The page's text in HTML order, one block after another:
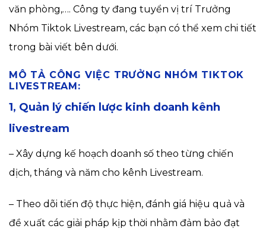
văn phòng,…. Công ty đang tuyển vị trí Trưởng
Nhóm Tiktok Livestream, các bạn có thể xem chi tiết
trong bài viết bên dưới.
MÔ TẢ CÔNG VIỆC TRƯỞNG NHÓM TIKTOK
LIVESTREAM:
1, Quản lý chiến lược kinh doanh kênh
livestream
– Xây dựng kế hoạch doanh số theo từng chiến
dịch, tháng và năm cho kênh Livestream.
– Theo dõi tiến độ thực hiện, đánh giá hiệu quả và
đề xuất các giải pháp kịp thời nhằm đảm bảo đạt